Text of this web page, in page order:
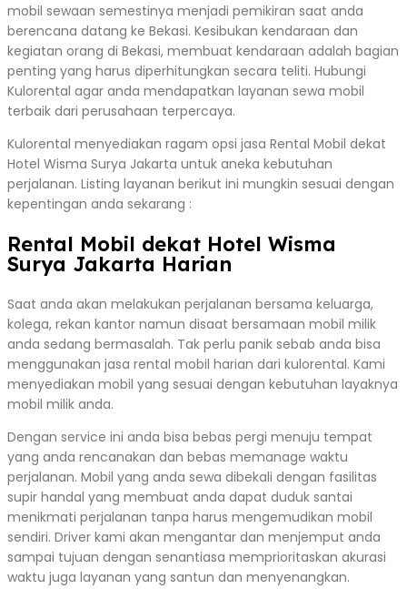
mobil sewaan semestinya menjadi pemikiran saat anda
berencana datang ke Bekasi. Kesibukan kendaraan dan
kegiatan orang di Bekasi, membuat kendaraan adalah bagian
penting yang harus diperhitungkan secara teliti. Hubungi
Kulorental agar anda mendapatkan layanan sewa mobil
terbaik dari perusahaan terpercaya.
Kulorental menyediakan ragam opsi jasa Rental Mobil dekat
Hotel Wisma Surya Jakarta untuk aneka kebutuhan
perjalanan. Listing layanan berikut ini mungkin sesuai dengan
kepentingan anda sekarang :
Rental Mobil dekat Hotel Wisma
Surya Jakarta Harian
Saat anda akan melakukan perjalanan bersama keluarga,
kolega, rekan kantor namun disaat bersamaan mobil milik
anda sedang bermasalah. Tak perlu panik sebab anda bisa
menggunakan jasa rental mobil harian dari kulorental. Kami
menyediakan mobil yang sesuai dengan kebutuhan layaknya
mobil milik anda.
Dengan service ini anda bisa bebas pergi menuju tempat
yang anda rencanakan dan bebas memanage waktu
perjalanan. Mobil yang anda sewa dibekali dengan fasilitas
supir handal yang membuat anda dapat duduk santai
menikmati perjalanan tanpa harus mengemudikan mobil
sendiri. Driver kami akan mengantar dan menjemput anda
sampai tujuan dengan senantiasa memprioritaskan akurasi
waktu juga layanan yang santun dan menyenangkan.